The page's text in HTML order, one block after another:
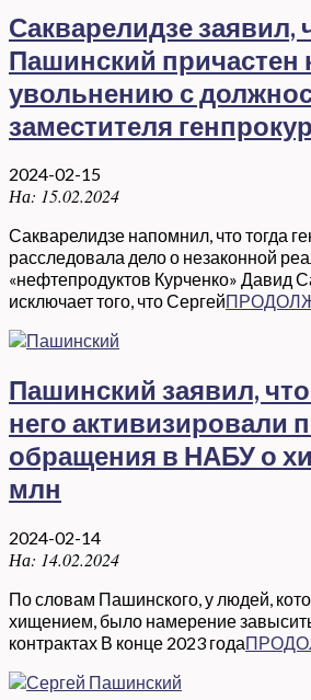
Сакварелидзе заявил,
Пашинский причастен
увольнению с
заместителя
2024-02-15
На: 15.02.2024
Сакварелидзе напомнил, что тогда
расследовала дело о незаконной
«нефтепродуктов Курченко» Давид
исключает того, что Сергей
Пашинский заявил,
него активизировали
обращения в НАБУ о
млн
2024-02-14
На: 14.02.2024
По словам Пашинского, у людей,
хищением, было намерение
контрактах В конце 2023 года